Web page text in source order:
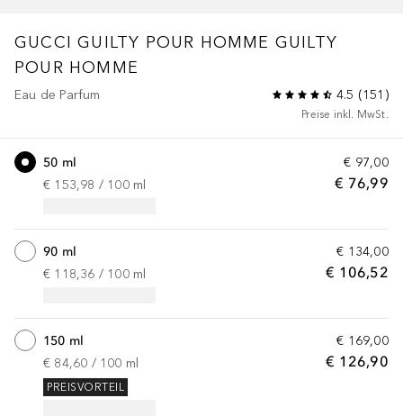
GUCCI GUILTY POUR HOMME GUILTY
POUR HOMME
Eau de Parfum 4.5 (151 )
Preise inkl. MwSt.
€ 97,00
€ 76,99
50 ml
€ 153,98 / 100 ml
€ 134,00
€ 106,52
90 ml
€ 118,36 / 100 ml
€ 169,00
€ 126,90
150 ml
€ 84,60 / 100 ml
PREISVORTEIL